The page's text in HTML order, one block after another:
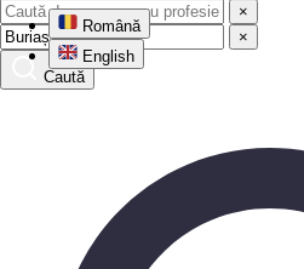
Română
English
×
×
Caută